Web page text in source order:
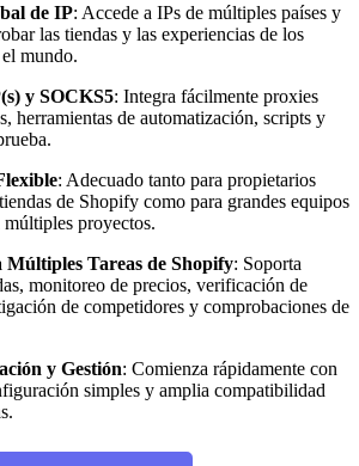
de IP: Accede a IPs de múltiples países y
las tiendas y las experiencias de los
mundo.
y SOCKS5: Integra fácilmente proxies
herramientas de automatización, scripts y
: Adecuado tanto para propietarios
de Shopify como para grandes equipos
proyectos.
Tareas de Shopify: Soporta
monitoreo de precios, verificación de
de competidores y comprobaciones de
y Gestión: Comienza rápidamente con
simples y amplia compatibilidad